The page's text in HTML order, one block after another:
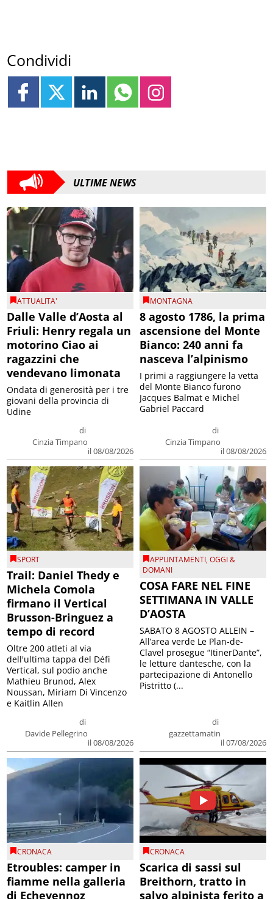
Condividi
ULTIME NEWS
ATTUALITA'
Dalle Valle d’Aosta al
Friuli: Henry regala un
motorino Ciao ai
ragazzini che
vendevano limonata
di
Cinzia Timpano
il 08/08/2026
Ondata di generosità per i tre
giovani della provincia di
Udine
MONTAGNA
8 agosto 1786, la prima
ascensione del Monte
Bianco: 240 anni fa
nasceva l’alpinismo
di
Cinzia Timpano
il 08/08/2026
I primi a raggiungere la vetta
del Monte Bianco furono
Jacques Balmat e Michel
Gabriel Paccard
SPORT
Trail: Daniel Thedy e
Michela Comola
firmano il Vertical
Brusson-Bringuez a
tempo di record
di
Davide Pellegrino
il 08/08/2026
Oltre 200 atleti al via
dell'ultima tappa del Défì
Vertical, sul podio anche
Mathieu Brunod, Alex
Noussan, Miriam Di Vincenzo
e Kaitlin Allen
APPUNTAMENTI,OGGI &
DOMANI
COSA FARE NEL FINE
SETTIMANA IN VALLE
D’AOSTA
di
gazzettamatin
il 07/08/2026
SABATO 8 AGOSTO ALLEIN –
All’area verde Le Plan-de-
Clavel prosegue “ItinerDante”,
le letture dantesche, con la
partecipazione di Antonello
Pistritto (...
CRONACA
Etroubles: camper in
fiamme nella galleria
di Echevennoz
CRONACA
Scarica di sassi sul
Breithorn, tratto in
salvo alpinista ferito a